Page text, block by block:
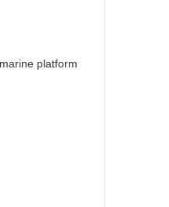
platform